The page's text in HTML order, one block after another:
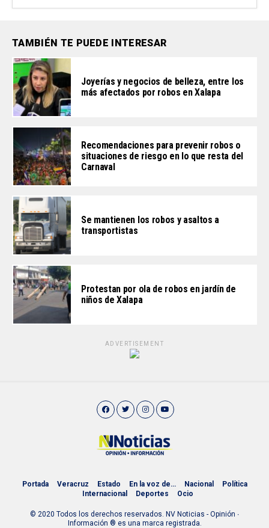
TAMBIÉN TE PUEDE INTERESAR
Joyerías y negocios de belleza, entre los
más afectados por robos en Xalapa
Recomendaciones para prevenir robos o
situaciones de riesgo en lo que resta del
Carnaval
Se mantienen los robos y asaltos a
transportistas
Protestan por ola de robos en jardín de
niños de Xalapa
ADVERTISEMENT
Portada Veracruz Estado En la voz de… Nacional
Política
Internacional
Deportes Ocio
© 2020 Todos los derechos reservados. NV Noticias - Opinión ∙
Información ® es una marca registrada.